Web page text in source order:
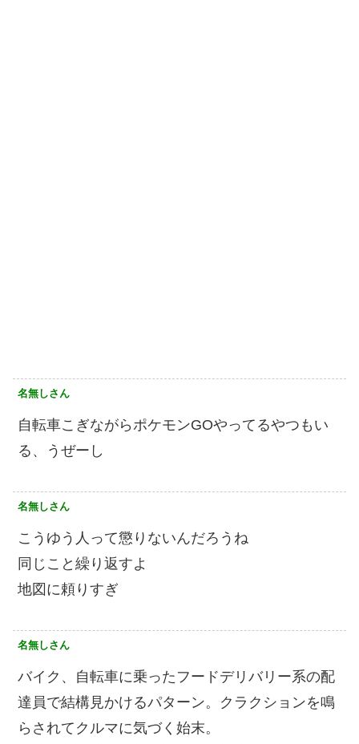
名無しさん
自転車こぎながらポケモンGOやってるやつもい
る、うぜーし
名無しさん
こうゆう人って懲りないんだろうね
同じこと繰り返すよ
地図に頼りすぎ
名無しさん
バイク、自転車に乗ったフードデリバリー系の配
達員で結構見かけるパターン。クラクションを鳴
らされてクルマに気づく始末。